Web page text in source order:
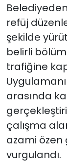
refüj
şekilde
belirli
trafiğine
arasında
çalışma
azami
vurgulandı.